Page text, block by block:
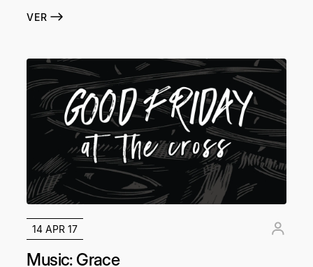
VER
14 APR 17
Music: Grace